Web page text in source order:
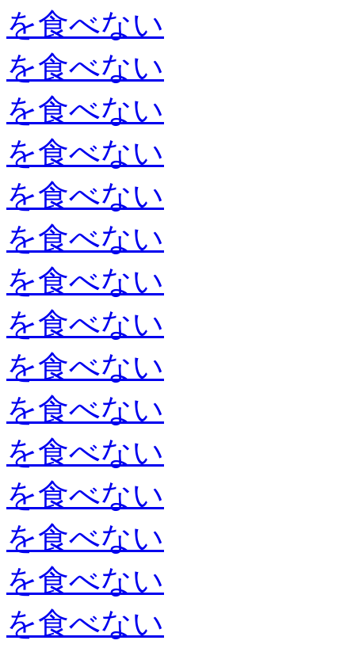
を食べない
を食べない
を食べない
を食べない
を食べない
を食べない
を食べない
を食べない
を食べない
を食べない
を食べない
を食べない
を食べない
を食べない
を食べない